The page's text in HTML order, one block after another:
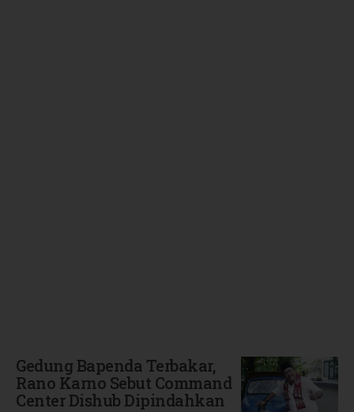
Gedung Bapenda Terbakar,
Rano Karno Sebut Command
Center Dishub Dipindahkan